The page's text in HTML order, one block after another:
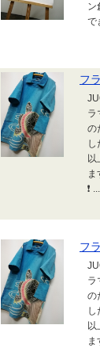
ン
で
フ
ラ
の
以
❗ ...
フ
ラ
の
以